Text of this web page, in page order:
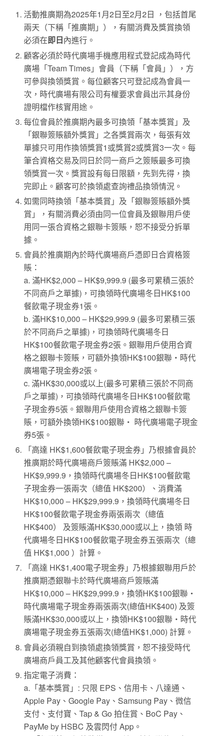
活動推廣期為2025年1月2日至2月2日 ，包括首尾
兩天（下稱「推廣期」），有關消費及獎賞換領
必須在即日內進行。
顧客必須於時代廣場手機應用程式登記成為時代
廣場「Team Times」會員（下稱「會員」），方
可參與換領獎賞。每位顧客只可登記成為會員一
次，時代廣場有限公司有權要求會員出示其身份
證明檔作核實用途。
每位會員於推廣期內最多可換領「基本獎賞」及
「銀聯簽賬額外獎賞」之各獎賞兩次，每張有效
單據只可用作換領獎賞1或獎賞2或獎賞3一次。每
筆合資格交易及同日於同一商戶之簽賬最多可換
領獎賞一次。獎賞設有每日限額，先到先得，換
完即止。顧客可於換領處查詢禮品換領情況。
如需同時換領「基本獎賞」及「銀聯簽賬額外獎
賞」，有關消費必須由同一位會員及銀聯用戶使
用同一張合資格之銀聯卡簽賬，恕不接受分拆單
據。
會員於推廣期內於時代廣場商戶憑即日合資格簽
賬：
a. 滿HK$2,000 – HK$9,999.9 (最多可累積三張於
不同商戶之單據)，可換領時代廣場冬日HK$100
餐飲電子現金券1張。
b. 滿HK$10,000 – HK$29,999.9 (最多可累積三張
於不同商戶之單據)，可換領時代廣場冬日
HK$100餐飲電子現金券2張。銀聯用戶使用合資
格之銀聯卡簽賬，可額外換領HK$100銀聯‧時代
廣場電子現金券2張。
c. 滿HK$30,000或以上(最多可累積三張於不同商
戶之單據)，可換領時代廣場冬日HK$100餐飲電
子現金券5張。銀聯用戶使用合資格之銀聯卡簽
賬，可額外換領HK$100銀聯‧ 時代廣場電子現金
券5張。
「高達 HK$1,600餐飲電子現金券」乃根據會員於
推廣期於時代廣場商戶簽賬滿 HK$2,000 –
HK$9,999.9，換領時代廣場冬日HK$100餐飲電
子現金券一張兩次（總值 HK$200）、消費滿
HK$10,000 – HK$29,999.9，換領時代廣場冬日
HK$100餐飲電子現金券兩張兩次（總值
HK$400） 及簽賬滿HK$30,000或以上，換領 時
代廣場冬日HK$100餐飲電子現金券五張兩次（總
值 HK$1,000 ）計算。
「高達 HK$1,400電子現金券」乃根據銀聯用戶於
推廣期憑銀聯卡於時代廣場商戶簽賬滿
HK$10,000 – HK$29,999.9，換領HK$100銀聯‧
時代廣場電子現金券兩張兩次(總值HK$400) 及簽
賬滿HK$30,000或以上，換領HK$100銀聯‧時代
廣場電子現金券五張兩次(總值HK$1,000) 計算。
會員必須親自到換領處換領獎賞，恕不接受時代
廣場商戶員工及其他顧客代會員換領。
指定電子消費：
a.「基本獎賞」: 只限 EPS、信用卡、八達通、
Apple Pay、Google Pay、Samsung Pay、微信
支付、支付寶、Tap & Go 拍住賞、BoC Pay、
PayMe by HSBC 及雲閃付 App。